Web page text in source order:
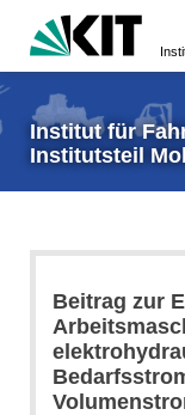
Institut für
Institutsteil
Beitrag zur